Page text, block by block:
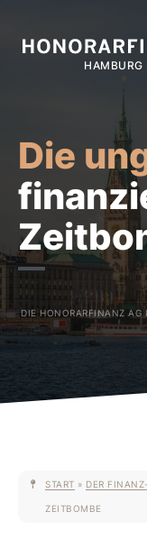
Die
START » DER
ZEITBOMBE